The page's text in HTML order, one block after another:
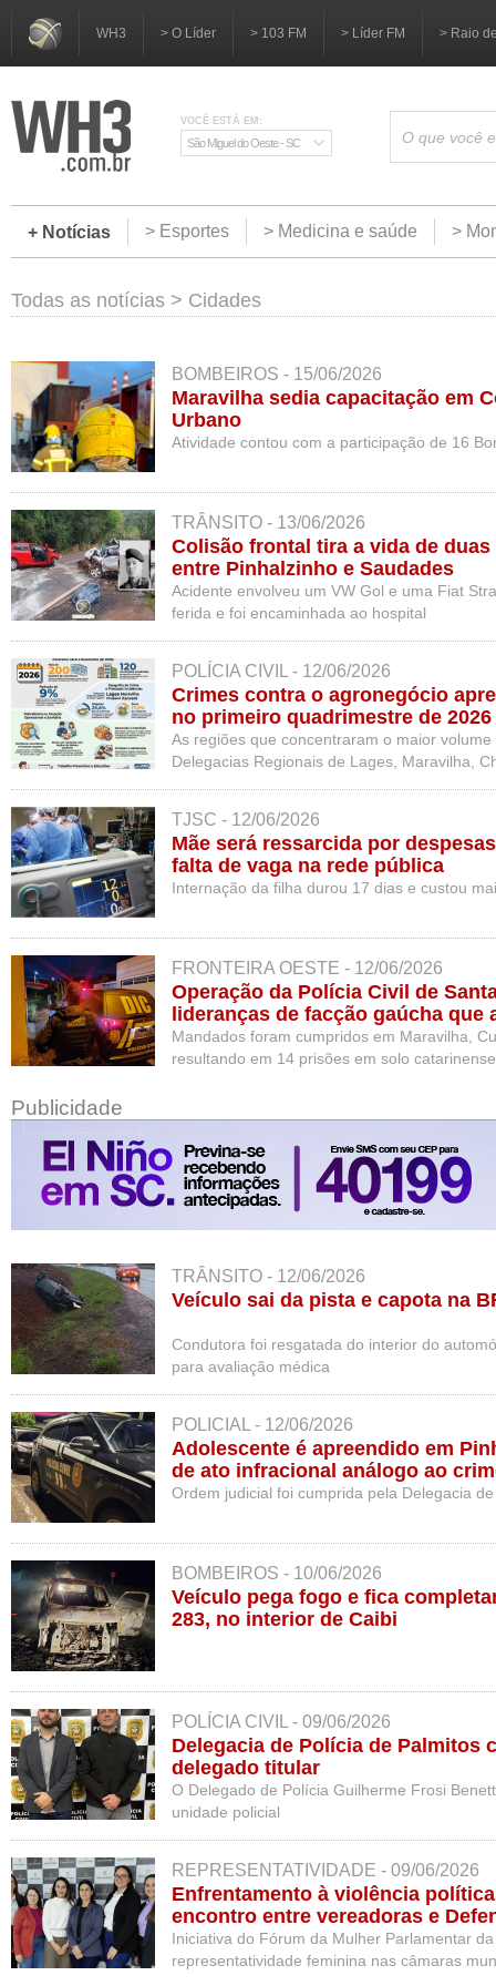
WH3 > O Líder > 103 FM > Líder FM > Raio
VOCÊ ESTÁ EM:
São Miguel do Oeste - SC
+ Notícias > Esportes > Medicina e saúde >
Todas as notícias > Cidades
BOMBEIROS - 15/06/2026
Maravilha sedia capacitação em
Urbano
Atividade contou com a participação de 16
TRÂNSITO - 13/06/2026
Colisão frontal tira a vida de duas
entre Pinhalzinho e Saudades
Acidente envolveu um VW Gol e uma Fiat
ferida e foi encaminhada ao hospital
POLÍCIA CIVIL - 12/06/2026
Crimes contra o agronegócio
no primeiro quadrimestre de 2026
As regiões que concentraram o maior
Delegacias Regionais de Lages, Maravilha,
TJSC - 12/06/2026
Mãe será ressarcida por
falta de vaga na rede pública
Internação da filha durou 17 dias e custou
FRONTEIRA OESTE - 12/06/2026
Operação da Polícia Civil de
lideranças de facção gaúcha que
catarinense
Mandados foram cumpridos em Maravilha,
resultando em 14 prisões em solo
Publicidade
TRÂNSITO - 12/06/2026
Veículo sai da pista e capota na
Condutora foi resgatada do interior do
para avaliação médica
POLICIAL - 12/06/2026
Adolescente é apreendido em
de ato infracional análogo ao
Ordem judicial foi cumprida pela Delegacia
BOMBEIROS - 10/06/2026
Veículo pega fogo e fica
283, no interior de Caibi
POLÍCIA CIVIL - 09/06/2026
Delegacia de Polícia de Palmitos
delegado titular
O Delegado de Polícia Guilherme Frosi
unidade policial
REPRESENTATIVIDADE - 09/06/2026
Enfrentamento à violência
encontro entre vereadoras e
Catarina
Iniciativa do Fórum da Mulher Parlamentar
representatividade feminina nas câmaras